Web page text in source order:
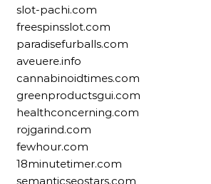
slot-pachi.com
freespinsslot.com
paradisefurballs.com
aveuere.info
cannabinoidtimes.com
greenproductsgui.com
healthconcerning.com
rojgarind.com
fewhour.com
18minutetimer.com
semanticseostars.com